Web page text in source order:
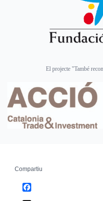
El projecte "També
Compartiu